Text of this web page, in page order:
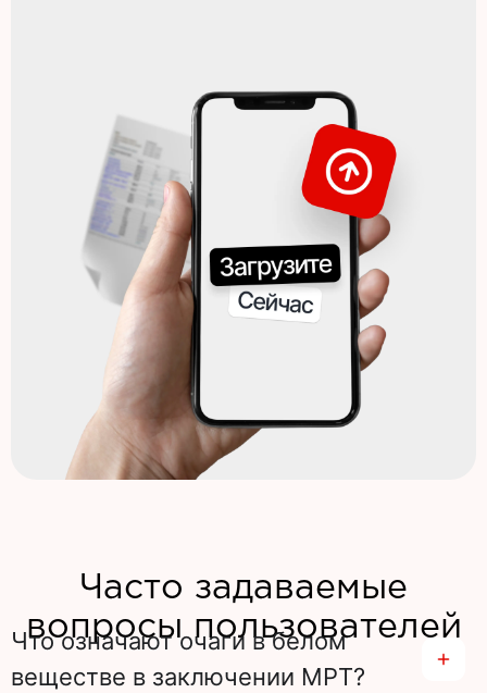
Часто задаваемые
вопросы пользователей
Что означают очаги в белом
веществе в заключении МРТ?